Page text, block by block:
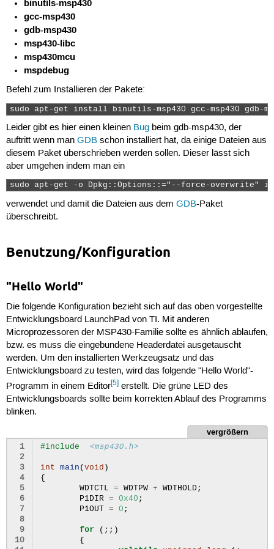
binutils-msp430
gcc-msp430
gdb-msp430
msp430-libc
msp430mcu
mspdebug
Befehl zum Installieren der Pakete:
sudo apt-get install binutils-msp430 gcc-msp430 gdb-
Leider gibt es hier einen kleinen Bugbeim gdb-msp430, der
auftritt wenn man GDBschon installiert hat, da einige Dateien aus
diesem Paket überschrieben werden sollen. Dieser lässt sich
aber umgehen indem man ein
sudo apt-get -o Dpkg::Options::="--force-overwrite"
verwendet und damit die Dateien aus dem GDB-Paket
überschreibt.
Benutzung/Konfiguration
"Hello World"
Die folgende Konfiguration bezieht sich auf das oben vorgestellte
Entwicklungsboard LaunchPad von TI. Mit anderen
Microprozessoren der MSP430-Familie sollte es ähnlich ablaufen,
bzw. es muss die eingebundene Headerdatei ausgetauscht
werden. Um den installierten Werkzeugsatz und das
Entwicklungsboard zu testen, wird das folgende "Hello World"-
Programm in einem Editor[5]erstellt. Die grüne LED des
Entwicklungsboards sollte beim korrekten Ablauf des Programms
blinken.
vergrößern
1
2
3
4
5
6
7
8
9
10
#include <msp430.h>
int main (void )
{
WDTCTL
= WDTPW + WDTHOLD ;
P1DIR = 0x40 ;
P1OUT = 0 ;
for
(;;)
{